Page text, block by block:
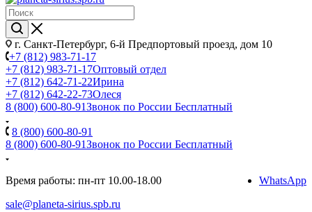
г. Санкт-Петербург, 6-й Предпортовый проезд, дом 10
+7 (812) 983-71-17
+7 (812) 983-71-17Оптовый отдел
+7 (812) 642-71-22Ирина
+7 (812) 642-22-73Олеся
8 (800) 600-80-91Звонок по России Бесплатный
8 (800) 600-80-91
8 (800) 600-80-91Звонок по России Бесплатный
Время работы: пн-пт 10.00-18.00
sale@planeta-sirius.spb.ru
WhatsApp